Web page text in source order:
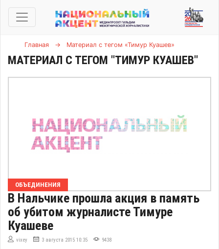
Главная → Материал с тегом «Тимур Куашев»
МАТЕРИАЛ С ТЕГОМ "ТИМУР КУАШЕВ"
ОБЪЕДИНЕНИЯ
В Нальчике прошла акция в память
об убитом журналисте Тимуре
Куашеве
vixey 3 августа 2015 10:35 9438